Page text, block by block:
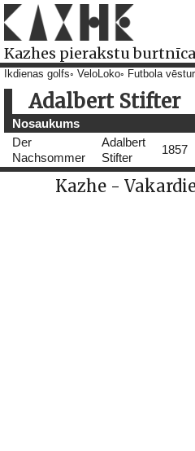
Kazhes pierakstu burtnīca
Ikdienas golfs VeloLoko Futbola
Adalbert Stifter
Nosaukums
Der
Nachsommer
Adalbert
Stifter
1857
Kazhe -